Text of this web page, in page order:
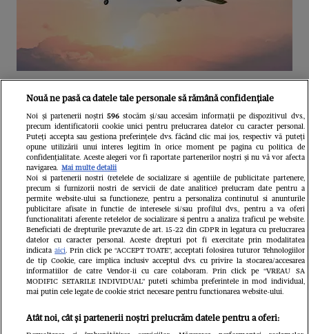
Unul dintre cele mai folosite
aeroporturi din Europa își închide
complet porțile timp de trei luni.
Milioane de pasageri, afectați
Nouă ne pasă ca datele tale personale să rămână confidențiale
Noi și partenerii noștri 596stocăm și/sau accesăm informații pe dispozitivul dvs.,
precum identificatorii cookie unici pentru prelucrarea datelor cu caracter personal.
Puteți accepta sau gestiona preferințele dvs. făcând clic mai jos, respectiv vă puteți
opune utilizării unui interes legitim în orice moment pe pagina cu politica de
confidențialitate. Aceste alegeri vor fi raportate partenerilor noștri și nu vă vor afecta
navigarea. Mai multe detalii
Noi si partenerii nostri (retelele de socializare si agentiile de publicitate partenere,
precum si furnizorii nostri de servicii de date analitice) prelucram date pentru a
permite website-ului sa functioneze, pentru a personaliza continutul si anunturile
publicitare afisate in functie de interesele si/sau profilul dvs., pentru a va oferi
functionalitati aferente retelelor de socializare si pentru a analiza traficul pe website.
Beneficiati de drepturile prevazute de art. 15-22 din GDPR in legatura cu prelucrarea
datelor cu caracter personal. Aceste drepturi pot fi exercitate prin modalitatea
indicataaici. Prin click pe “ACCEPT TOATE”, acceptati folosirea tuturor Tehnologiilor
de tip Cookie, care implica inclusiv acceptul dvs. cu privire la stocarea/accesarea
informatiilor de catre Vendor-ii cu care colaboram. Prin click pe “VREAU SA
MODIFIC SETARILE INDIVIDUAL” puteti schimba preferintele in mod individual,
mai putin cele legate de cookie strict necesare pentru functionarea website-ului.
Atât noi, cât și partenerii noștri prelucrăm datele pentru a oferi: